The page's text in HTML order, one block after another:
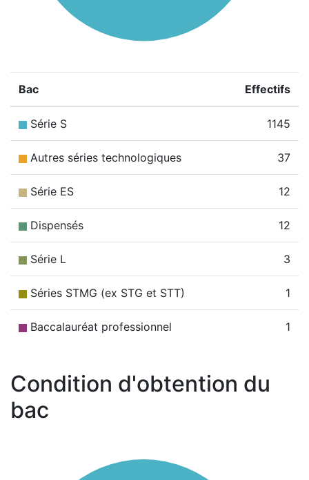
Bac Effectifs
Série S 1145
Autres séries technologiques 37
Série ES 12
Dispensés 12
Série L 3
Séries STMG (ex STG et STT) 1
Baccalauréat professionnel 1
Condition d'obtention du
bac